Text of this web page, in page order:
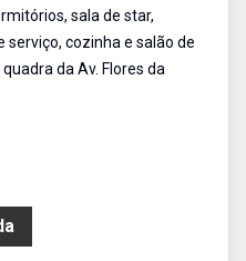
sala de star,
serviço, cozinha e salão de
da Av. Flores da